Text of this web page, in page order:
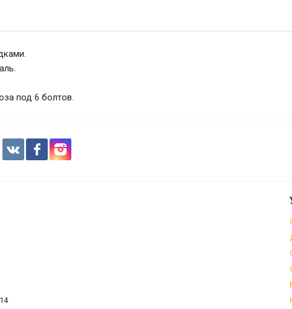
под 6 болтов.
диск (ротор) BARADINE DB-05 с болтами160 мм